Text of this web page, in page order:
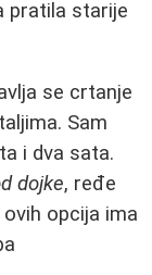
pratila starije
se crtanje
Sam
i dva sata.
dojke, ređe
opcija ima